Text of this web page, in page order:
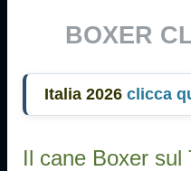
BOXER
talia 2026 clicca
Il cane Boxer sul